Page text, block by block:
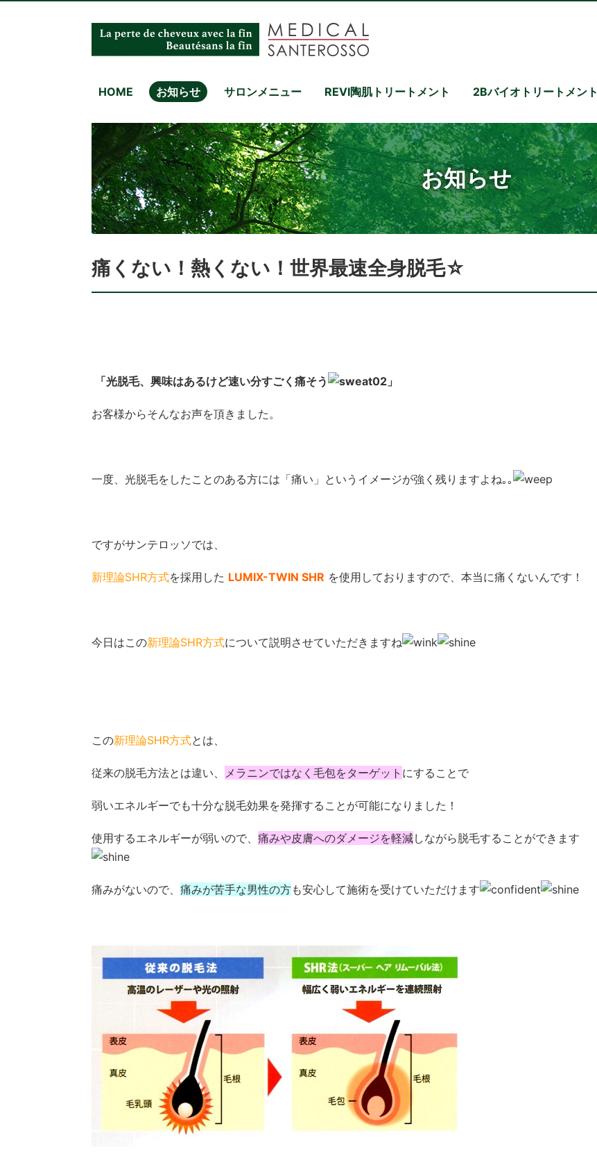
HOME お知らせ サロンメニュー REVI陶肌トリートメント 2Bバイオトリートメント
お知らせ
痛くない！熱くない！世界最速全身脱毛☆
「光脱毛、興味はあるけど速い分すごく痛そう 」
お客様からそんなお声を頂きました。
一度、光脱毛をしたことのある方には「痛い」というイメージが強く残りますよね｡｡
ですがサンテロッソでは、
新理論SHR方式を採用した LUMIX-TWIN SHR を使用しておりますので、本当に痛くないんです！
今日はこの新理論SHR方式について説明させていただきますね
この新理論SHR方式とは、
従来の脱毛方法とは違い、 メラニンではなく毛包をターゲット にすることで
弱いエネルギーでも十分な脱毛効果を発揮することが可能になりました！
使用するエネルギーが弱いので、 痛みや皮膚へのダメージを軽減しながら脱毛することができます
痛みがないので、 痛みが苦手な男性の方も安心して施術を受けていただけます